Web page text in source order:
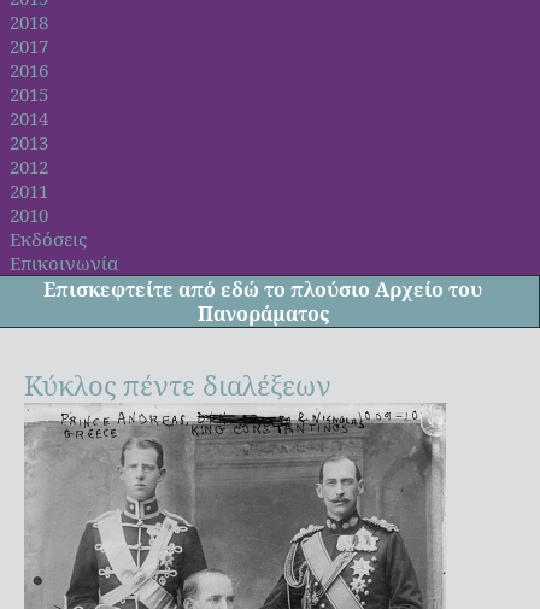
2018
2017
2016
2015
2014
2013
2012
2011
2010
Εκδόσεις
Επικοινωνία
Επισκεφτείτε από εδώ το πλούσιο Αρχείο του
Πανοράματος
Κύκλος πέντε διαλέξεων